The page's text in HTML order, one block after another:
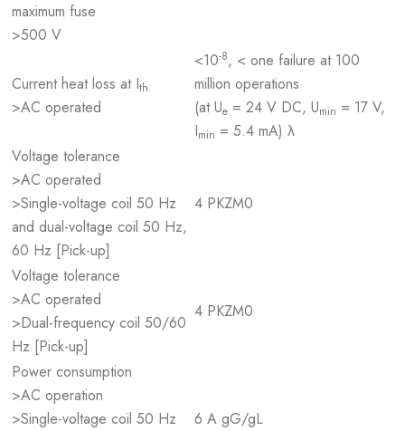
maximum fuse
>500 V
Current heat loss at Ith
>AC operated
<10-8, < one failure at 100
million operations
(at Ue = 24 V DC, Umin = 17 V,
Imin = 5.4 mA) λ
Voltage tolerance
>AC operated
>Single-voltage coil 50 Hz
and dual-voltage coil 50 Hz,
60 Hz [Pick-up]
4 PKZM0
Voltage tolerance
>AC operated
>Dual-frequency coil 50/60
Hz [Pick-up]
4 PKZM0
Power consumption
>AC operation
>Single-voltage coil 50 Hz
6 A gG/gL